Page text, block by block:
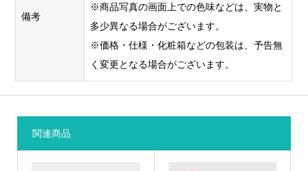
備考
※商品写真の画面上での色味などは、実物と
多少異なる場合がございます。
※価格・仕様・化粧箱などの包装は、予告無
く変更となる場合がございます。
関連商品